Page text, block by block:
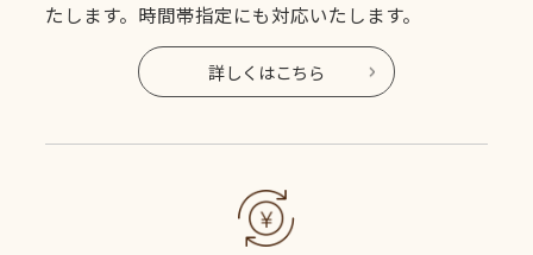
たします。時間帯指定にも対応いたします。
詳しくはこちら